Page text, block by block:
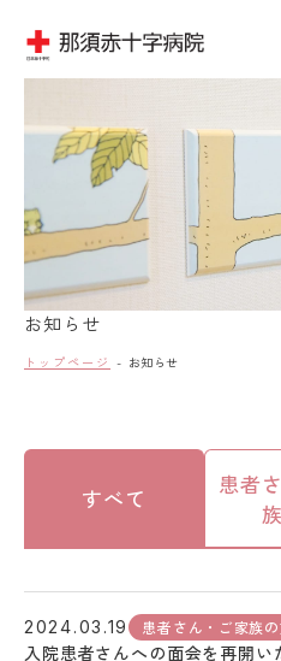
お知らせ
トップページ お知らせ
すべて
患者
2024.03.19 患者さん・ご家族
入院患者さんへの面会を再開い